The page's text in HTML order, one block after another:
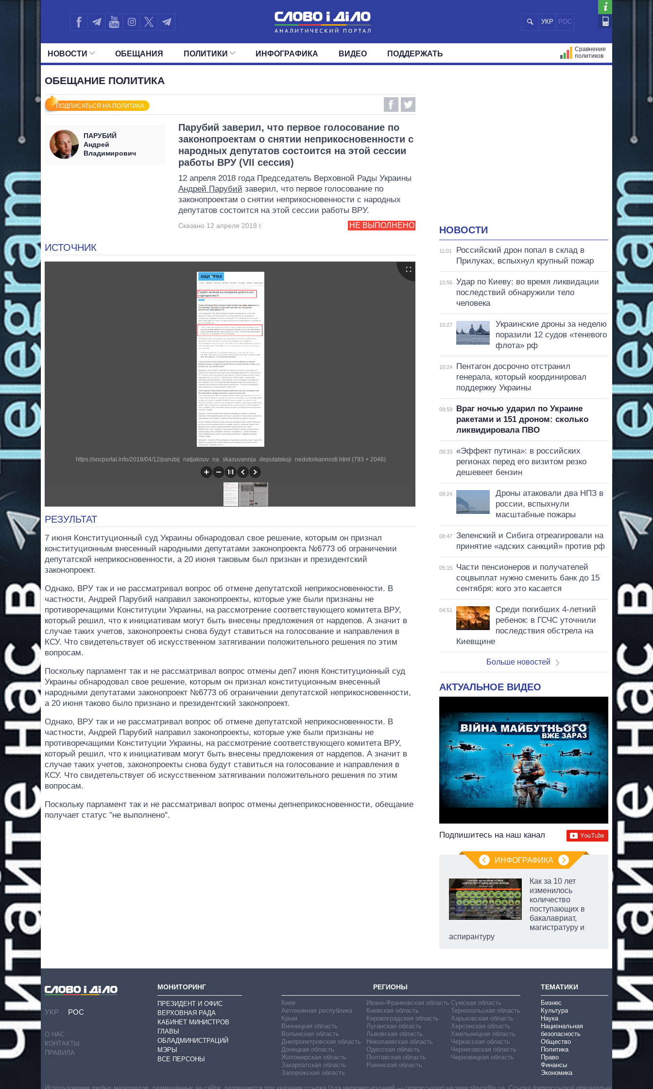
УКР РОС
НОВОСТИ
МИР
ОБЕЩАНИЯ ПОЛИТИКИ
ОКРУГА
ИНФОГРАФИКА ВИДЕО ПОДДЕРЖАТЬ
Сравнение
политиков
ОБЕЩАНИЕ ПОЛИТИКА
ПОДПИСАТЬСЯ НА ПОЛИТИКА
ПАРУБИЙ
Андрей
Владимирович
Парубий заверил, что первое голосование по
законопроектам о снятии неприкосновенности с
народных депутатов состоится на этой сессии
работы ВРУ (VII сессия)
12 апреля 2018 года Председатель Верховной Рады Украины
Андрей Парубий заверил, что первое голосование по
законопроектам о снятии неприкосновенности с народных
депутатов состоится на этой сессии работы ВРУ.
НЕ ВЫПОЛНЕНО
Сказано 12 апреля 2018 г.
ИСТОЧНИК
https://socportal.info/2018/04/12/parubij_natjaknuv_na_skasuvannja_deputatskoji_nedotorkannosti.html (793 × 2046)
РЕЗУЛЬТАТ
7 июня Конституционный суд Украины обнародовал свое решение, которым он признал
конституционным внесенный народными депутатами законопроекта №6773 об ограничении
депутатской неприкосновенности, а 20 июня таковым был признан и президентский
законопроект.
Однако, ВРУ так и не рассматривал вопрос об отмене депутатской неприкосновенности. В
частности, Андрей Парубий направил законопроекты, которые уже были признаны не
противоречащими Конституции Украины, на рассмотрение соответствующего комитета ВРУ,
который решил, что к инициативам могут быть внесены предложения от нардепов. А значит в
случае таких учетов, законопроекты снова будут ставиться на голосование и направления в
КСУ. Что свидетельствует об искусственном затягивании положительного решения по этим
вопросам.
Поскольку парламент так и не рассматривал вопрос отмены деп7 июня Конституционный суд
Украины обнародовал свое решение, которым он признал конституционным внесенный
народными депутатами законопроект №6773 об ограничении депутатской неприкосновенности,
а 20 июня таково было признано и президентский законопроект.
Однако, ВРУ так и не рассматривал вопрос об отмене депутатской неприкосновенности. В
частности, Андрей Парубий направил законопроекты, которые уже были признаны не
противоречащими Конституции Украины, на рассмотрение соответствующего комитета ВРУ,
который решил, что к инициативам могут быть внесены предложения от нардепов. А значит в
случае таких учетов, законопроекты снова будут ставиться на голосование и направления в
КСУ. Что свидетельствует об искусственном затягивании положительного решения по этим
вопросам.
Поскольку парламент так и не рассматривал вопрос отмены депнеприкосновенности, обещание
получает статус "не выполнено".
НОВОСТИ
11:01
Российский дрон попал в склад в
Прилуках, вспыхнул крупный пожар
10:56
Удар по Киеву: во время ликвидации
последствий обнаружили тело
человека
10:27
Украинские дроны за неделю
поразили 12 судов «теневого
флота» рф
10:24
Пентагон досрочно отстранил
генерала, который координировал
поддержку Украины
09:59
Враг ночью ударил по Украине
ракетами и 151 дроном: сколько
ликвидировала ПВО
09:33
«Эффект путина»: в российских
регионах перед его визитом резко
дешевеет бензин
09:24
Дроны атаковали два НПЗ в
россии, вспыхнули
масштабные пожары
08:47
Зеленский и Сибига отреагировали на
принятие «адских санкций» против рф
05:15
Части пенсионеров и получателей
соцвыплат нужно сменить банк до 15
сентября: кого это касается
04:51
Среди погибших 4-летний
ребенок: в ГСЧС уточнили
последствия обстрела на
Киевщине
Больше новостей
АКТУАЛЬНОЕ ВИДЕО
Подпишитесь на наш канал
ИНФОГРАФИКА
Как за 10 лет
изменилось
количество
поступающих в
бакалавриат,
магистратуру и
аспирантуру
УКР РОС
О НАС
КОНТАКТЫ
ПРАВИЛА
МОНИТОРИНГ
ПРЕЗИДЕНТ И ОФИС
ВЕРХОВНАЯ РАДА
КАБИНЕТ МИНИСТРОВ
ГЛАВЫ
ОБЛАДМИНИСТРАЦИЙ
МЭРЫ
ВСЕ ПЕРСОНЫ
РЕГИОНЫ
Киев
Автономная республика
Крым
Винницкая область
Волынская область
Днепропетровская область
Донецкая область
Житомирская область
Закарпатская область
Запорожская область
Ивано-Франковская область
Киевская область
Кировоградская область
Луганская область
Львовская область
Николаевская область
Одесская область
Полтавская область
Ровенская область
Сумская область
Тернопольская область
Харьковская область
Херсонская область
Хмельницкая область
Черкасская область
Черниговская область
Черновицкая область
ТЕМАТИКИ
Бизнес
Культура
Наука
Национальная
безопасность
Общество
Политика
Право
Финансы
Экономика